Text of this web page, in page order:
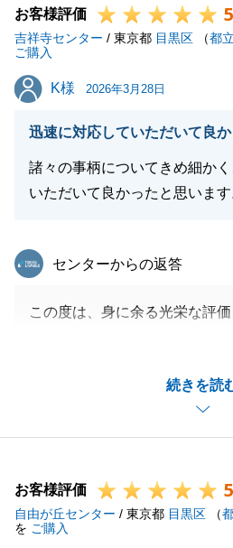
お客様評価 5
吉祥寺センター / 東京都 目黒区 （都
ご購入
K様
K様 2026年3月28日
迅速に対応していただいて良
諸々の事柄についてきめ細か
いただいて良かったと思います
続きを読
東急リバブル
センターからの返答
この度は、身に余る光栄な評
なサポートをご提供すること
今回のようなお言葉をいただ
今後もK様にご満足いただける
スの向上に努めてまいります。
また何かお困りごとやご不明
お客様評価 5
自由が丘センター / 東京都 目黒区 （
を ご購入